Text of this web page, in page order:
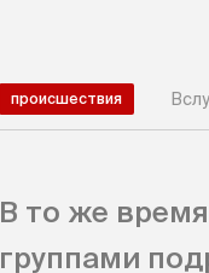
происшествия
В то же
группами